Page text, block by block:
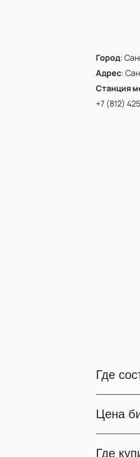
Город:
Адрес:
Станция
+7 (812)
Где
Игра
Цена
Где